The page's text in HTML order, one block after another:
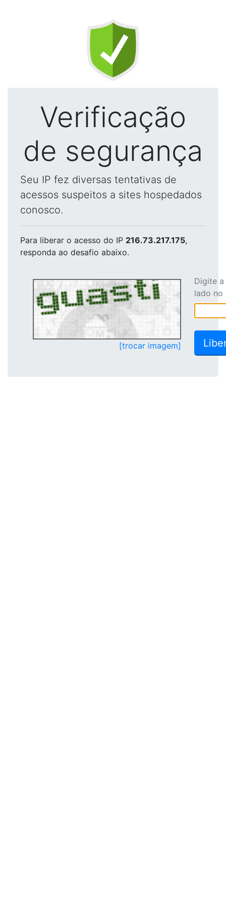
Verificação
de segurança
Seu IP fez diversas tentativas de
acessos suspeitos a sites hospedados
conosco.
Para liberar o acesso do IP 216.73.217.175,
responda ao desafio abaixo.
[trocar imagem]
Digite
lado no